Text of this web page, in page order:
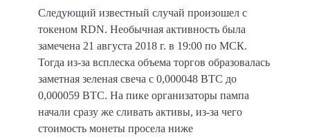
Следующий известный случай произошел c
токеном RDN. Необычная активность была
замечена 21 августа 2018 г. в 19:00 по МСК.
Тогда из-за всплеска объема торгов образовалась
заметная зеленая свеча с 0,000048 BTC до
0,000059 BTC. На пике организаторы пампа
начали сразу же сливать активы, из-за чего
стоимость монеты просела ниже